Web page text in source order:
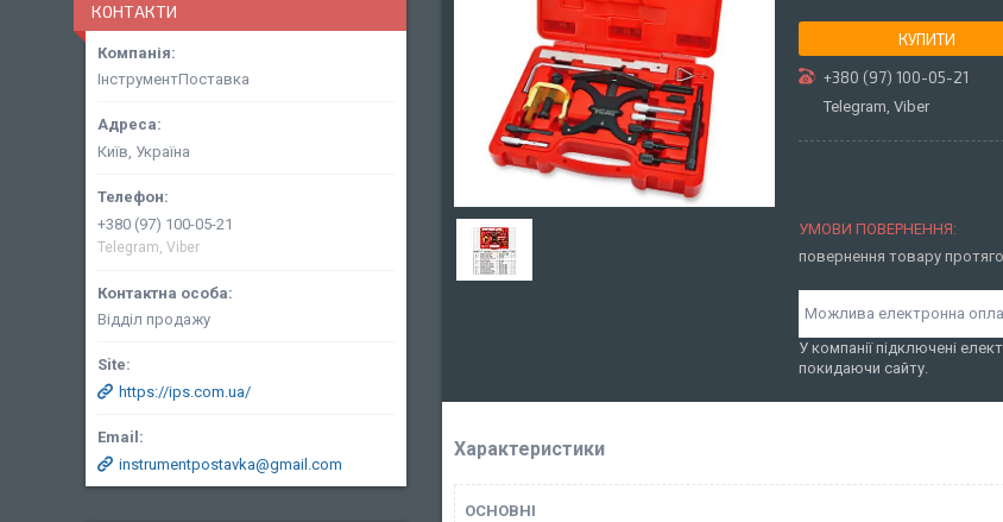
КУПИТИ
+380 (97) 100-05-21
Telegram, Viber
повернення товару
У компанії підключені
покидаючи сайту.
Характеристики
ОСНОВНІ
КОНТАКТИ
ІнструментПоставка
Київ, Україна
+380 (97) 100-05-21
Telegram, Viber
Відділ продажу
https://ips.com.ua/
instrumentpostavka@gmail.com